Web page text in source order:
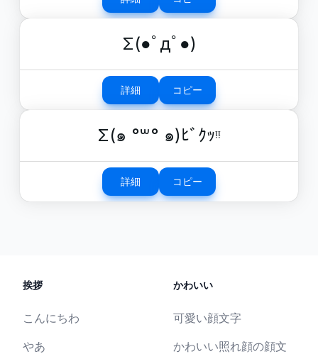
Σ(●ﾟдﾟ●)
詳細 コピー
Σ(๑ °꒳° ๑)ﾋﾞｸｯᵎᵎ
詳細 コピー
挨拶
こんにちわ
やあ
かわいい
可愛い顔文字
かわいい照れ顔の顔文